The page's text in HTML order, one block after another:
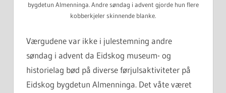
bygdetun Almenninga. Andre søndag i advent gjorde hun flere
kobberkjeler skinnende blanke.
Værgudene var ikke i julestemning andre
søndag i advent da Eidskog museum- og
historielag bød på diverse førjulsaktiviteter på
Eidskog bygdetun Almenninga. Det våte været